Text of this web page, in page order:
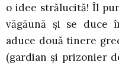
o idee strălucită! Îl
văgăună şi se duce
aduce două tinere
(gardian şi prizonier